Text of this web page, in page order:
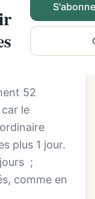
par an
52
le
plus 1 jour.
;
comme en